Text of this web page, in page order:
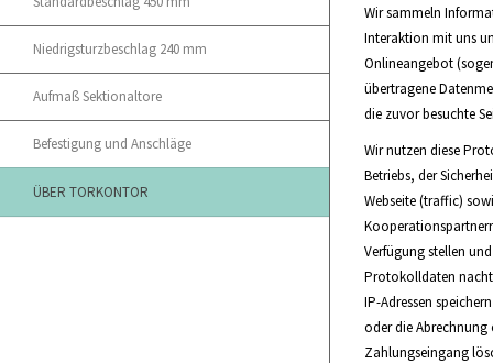
Niedrigsturzbeschlag 240 mm
Aufmaß Sektionaltore
Befestigung und Anschläge
ÜBER TORKONTOR
Wir sammeln
Interaktion mit uns
Onlineangebot
übertragene
die zuvor besuchte
Wir nutzen diese
Betriebs, der
Webseite (traffic)
Verfügung stellen
Protokolldaten
IP-Adressen
oder die Abrechnung
Zahlungseingang